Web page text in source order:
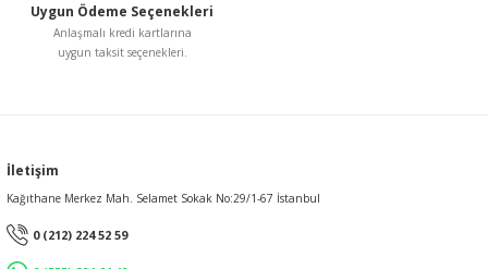
Uygun Ödeme Seçenekleri
Anlaşmalı kredi kartlarına
uygun taksit seçenekleri.
İletişim
Kağıthane Merkez Mah. Selamet Sokak No:29/1-67 İstanbul
0 (212) 224 52 59